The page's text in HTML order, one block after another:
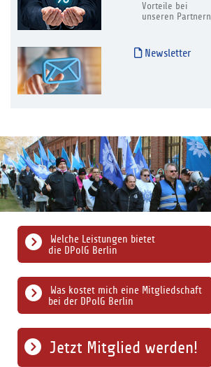
Vorteile bei
unseren Partnern
Newsletter
Was kostet mich eine Mitgliedschaft
bei der DPolG Berlin
Welche Leistungen bietet
die DPolG Berlin
Jetzt Mitglied werden!